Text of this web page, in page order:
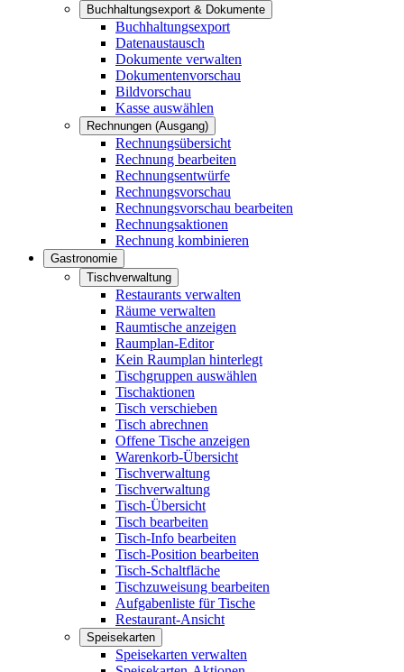
Buchhaltungsexport & Dokumente
Buchhaltungsexport
Datenaustausch
Dokumente verwalten
Dokumentenvorschau
Bildvorschau
Kasse auswählen
Rechnungen (Ausgang)
Rechnungsübersicht
Rechnung bearbeiten
Rechnungsentwürfe
Rechnungsvorschau
Rechnungsvorschau bearbeiten
Rechnungsaktionen
Rechnung kombinieren
Gastronomie
Tischverwaltung
Restaurants verwalten
Räume verwalten
Raumtische anzeigen
Raumplan-Editor
Kein Raumplan hinterlegt
Tischgruppen auswählen
Tischaktionen
Tisch verschieben
Tisch abrechnen
Offene Tische anzeigen
Warenkorb-Übersicht
Tischverwaltung
Tischverwaltung
Tisch-Übersicht
Tisch bearbeiten
Tisch-Info bearbeiten
Tisch-Position bearbeiten
Tisch-Schaltfläche
Tischzuweisung bearbeiten
Aufgabenliste für Tische
Restaurant-Ansicht
Speisekarten
Speisekarten verwalten